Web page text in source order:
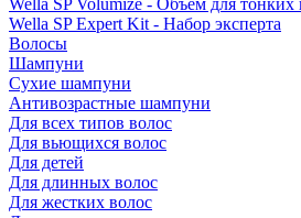
Wella SP Volumize - Объем для тонких
Wella SP Expert Kit - Набор эксперта
Волосы
Шампуни
Сухие шампуни
Антивозрастные шампуни
Для всех типов волос
Для вьющихся волос
Для детей
Для длинных волос
Для жестких волос